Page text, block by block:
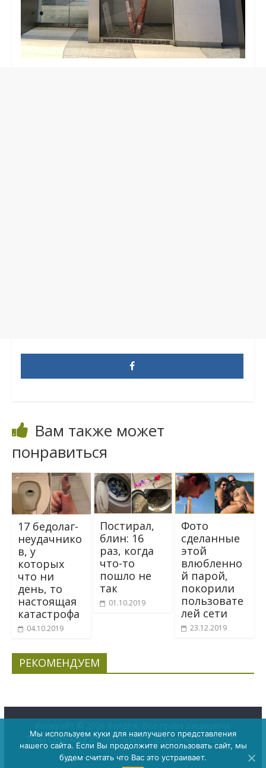
Вам также может
понравиться
17 бедолаг-
неудачнико
в, у
которых
что ни
день, то
настоящая
катастрофа
04.10.2019
Постирал,
блин: 16
раз, когда
что-то
пошло не
так
01.10.2019
Фото
сделанные
этой
влюбленно
й парой,
покорили
пользовате
лей сети
23.12.2019
РЕКОМЕНДУЕМ
ТемаColorMagот ThemeGrill. Создано наWordPress
Мы используем куки для наилучшего представления
нашего сайта. Если Вы продолжите использовать сайт, мы
будем считать что Вас это устраивает.